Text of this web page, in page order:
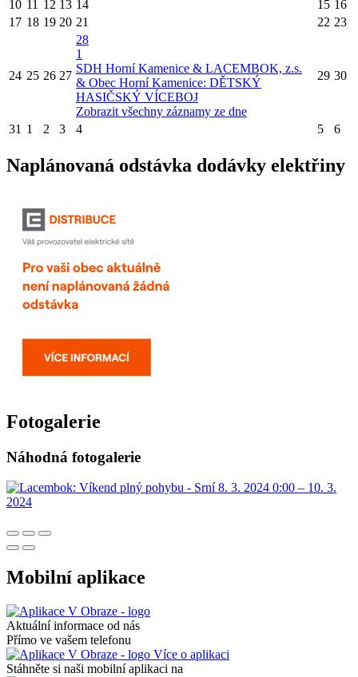
10 11 12 13 14 15 16
17 18 19 20 21 22 23
24 25 26 27
28
1
SDH Horní Kamenice & LACEMBOK, z.s.
& Obec Horní Kamenice: DĚTSKÝ
HASIČSKÝ VÍCEBOJ
Zobrazit všechny záznamy ze dne
29 30
31 1 2 3 4 5 6
Naplánovaná odstávka dodávky elektřiny
Fotogalerie
Náhodná fotogalerie
Mobilní aplikace
Aktuální informace od nás
Přímo ve vašem telefonu
Více o aplikaci
Stáhněte si naši mobilní aplikaci na